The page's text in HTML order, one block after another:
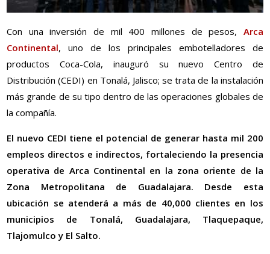
Con una inversión de mil 400 millones de pesos, Arca
Continental, uno de los principales embotelladores de
productos Coca-Cola, inauguró su nuevo Centro de
Distribución (CEDI) en Tonalá, Jalisco; se trata de la instalación
más grande de su tipo dentro de las operaciones globales de
la compañía.
El nuevo CEDI tiene el potencial de generar hasta mil 200
empleos directos e indirectos, fortaleciendo la presencia
operativa de Arca Continental en la zona oriente de la
Zona Metropolitana de Guadalajara. Desde esta
ubicación se atenderá a más de 40,000 clientes en los
municipios de Tonalá, Guadalajara, Tlaquepaque,
Tlajomulco y El Salto.